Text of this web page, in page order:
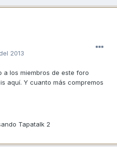
2013
los miembros de este foro
aquí. Y cuanto más compremos
Tapatalk 2